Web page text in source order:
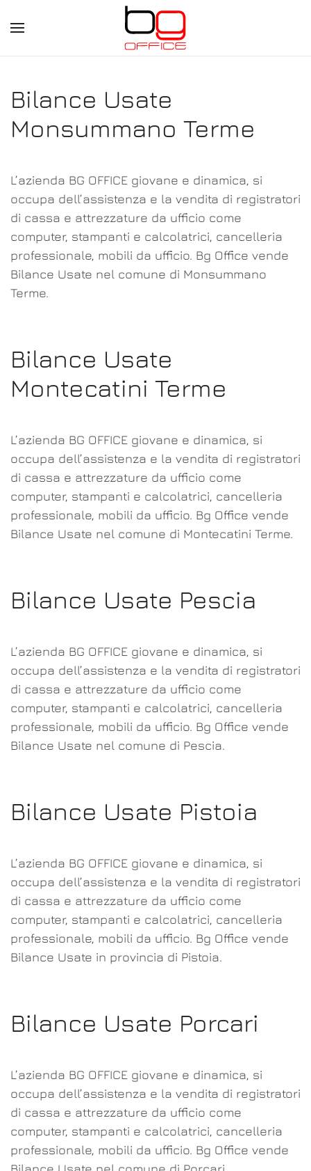
content
Bilance Usate
Monsummano Terme
L’azienda BG OFFICE giovane e dinamica, si
occupa dell’assistenza e la vendita di registratori
di cassa e attrezzature da ufficio come
computer, stampanti e calcolatrici, cancelleria
professionale, mobili da ufficio. Bg Office vende
Bilance Usate nel comune di Monsummano
Terme.
Bilance Usate
Montecatini Terme
L’azienda BG OFFICE giovane e dinamica, si
occupa dell’assistenza e la vendita di registratori
di cassa e attrezzature da ufficio come
computer, stampanti e calcolatrici, cancelleria
professionale, mobili da ufficio. Bg Office vende
Bilance Usate nel comune di Montecatini Terme.
Bilance Usate Pescia
L’azienda BG OFFICE giovane e dinamica, si
occupa dell’assistenza e la vendita di registratori
di cassa e attrezzature da ufficio come
computer, stampanti e calcolatrici, cancelleria
professionale, mobili da ufficio. Bg Office vende
Bilance Usate nel comune di Pescia.
Bilance Usate Pistoia
L’azienda BG OFFICE giovane e dinamica, si
occupa dell’assistenza e la vendita di registratori
di cassa e attrezzature da ufficio come
computer, stampanti e calcolatrici, cancelleria
professionale, mobili da ufficio. Bg Office vende
Bilance Usate in provincia di Pistoia.
Bilance Usate Porcari
L’azienda BG OFFICE giovane e dinamica, si
occupa dell’assistenza e la vendita di registratori
di cassa e attrezzature da ufficio come
computer, stampanti e calcolatrici, cancelleria
professionale, mobili da ufficio. Bg Office vende